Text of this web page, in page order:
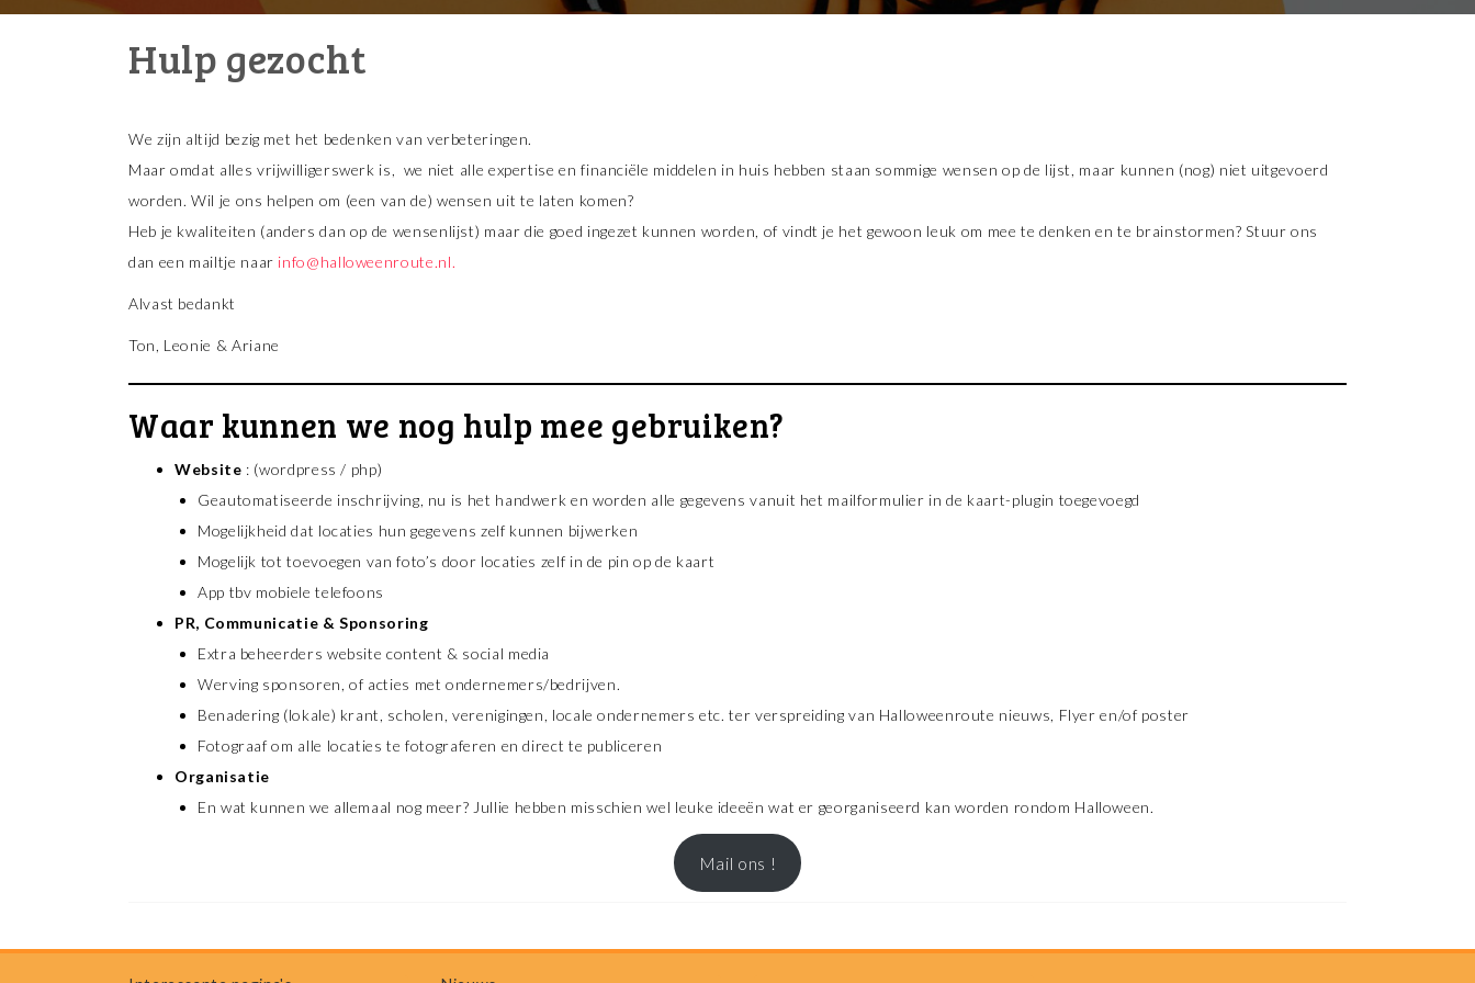
Hulp gezocht
We zijn altijd bezig met het bedenken van verbeteringen.
Maar omdat alles vrijwilligerswerk is, we niet alle expertise en financiële middelen in huis hebben staan sommige wensen op de lijst, maar kunnen (nog) niet uitgevoerd
worden. Wil je ons helpen om (een van de) wensen uit te laten komen?
Heb je kwaliteiten (anders dan op de wensenlijst) maar die goed ingezet kunnen worden, of vindt je het gewoon leuk om mee te denken en te brainstormen? Stuur ons
dan een mailtje naar info@halloweenroute.nl.
Alvast bedankt
Ton, Leonie & Ariane
Waar kunnen we nog hulp mee gebruiken?
Website : (wordpress / php)
Geautomatiseerde inschrijving, nu is het handwerk en worden alle gegevens vanuit het mailformulier in de kaart-plugin toegevoegd
Mogelijkheid dat locaties hun gegevens zelf kunnen bijwerken
Mogelijk tot toevoegen van foto’s door locaties zelf in de pin op de kaart
App tbv mobiele telefoons
PR, Communicatie & Sponsoring
Extra beheerders website content & social media
Werving sponsoren, of acties met ondernemers/bedrijven.
Benadering (lokale) krant, scholen, verenigingen, locale ondernemers etc. ter verspreiding van Halloweenroute nieuws, Flyer en/of poster
Fotograaf om alle locaties te fotograferen en direct te publiceren
Organisatie
En wat kunnen we allemaal nog meer? Jullie hebben misschien wel leuke ideeën wat er georganiseerd kan worden rondom Halloween.
Mail ons !